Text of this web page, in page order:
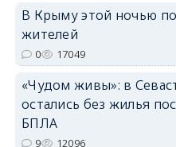
В Крыму этой ночью
жителей
0 17049
«Чудом живы»: в
остались без жилья
БПЛА
9 12096